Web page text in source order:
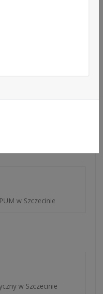
-
w Szczecinie
w Szczecinie